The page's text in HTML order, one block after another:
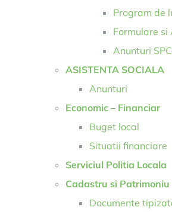
Program de
Formulare si
Anunturi
ASISTENTA SOCIALA
Anunturi
Economic – Financiar
Buget local
Situatii financiare
Serviciul Politia Locala
Cadastru si Patrimoniu
Documente